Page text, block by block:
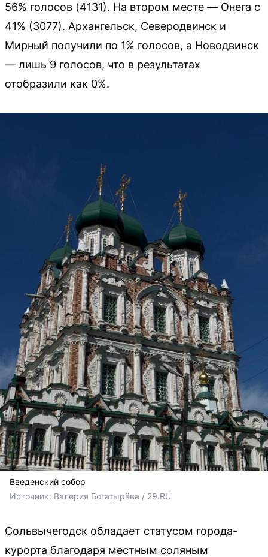
56% голосов (4131). На втором месте — Онега с
41% (3077). Архангельск, Северодвинск и
Мирный получили по 1% голосов, а Новодвинск
— лишь 9 голосов, что в результатах
отобразили как 0%.
Введенский собор
Источник: Валерия Богатырёва / 29.RU
Сольвычегодск обладает статусом города-
курорта благодаря местным соляным